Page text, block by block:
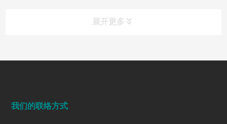
展开更多
2026/07/28 149
我们的联络方式